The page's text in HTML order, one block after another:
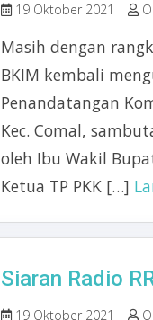
19 Oktober 2021 |
Masih dengan
BKIM kembali
Penandatangan
Kec. Comal,
oleh Ibu Wakil
Ketua TP PKK […]
Siaran Radio
19 Oktober 2021 |